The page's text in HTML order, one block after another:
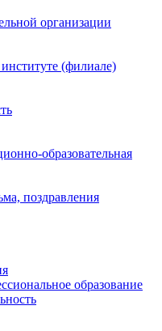
организации
(филиале)
образовательная
поздравления
образование